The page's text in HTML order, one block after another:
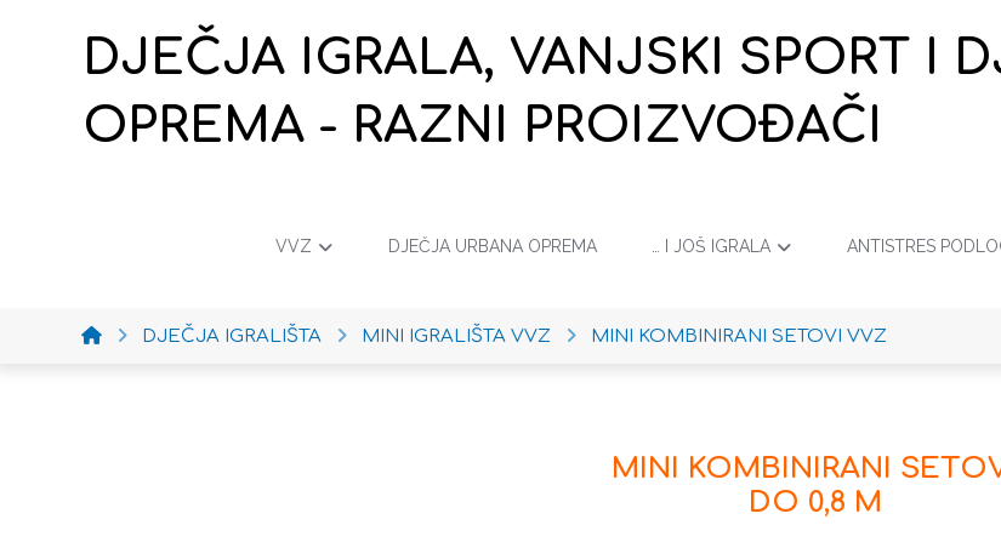
DJEČJA IGRALA, VANJSKI SPORT I
OPREMA - RAZNI PROIZVOĐAČI
VVZ DJEČJA URBANA OPREMA … I JOŠ IGRALA ANTISTRES
DJEČJA IGRALIŠTA MINI IGRALIŠTA VVZ MINI KOMBINIRANI SETOVI VVZ
MINI KOMBINIRANI
DO 0,8 M